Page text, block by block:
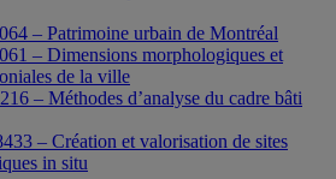
– Patrimoine urbain de Montréal
– Dimensions morphologiques et
de la ville
– Méthodes d’analyse du cadre bâti
– Création et valorisation de sites
in situ